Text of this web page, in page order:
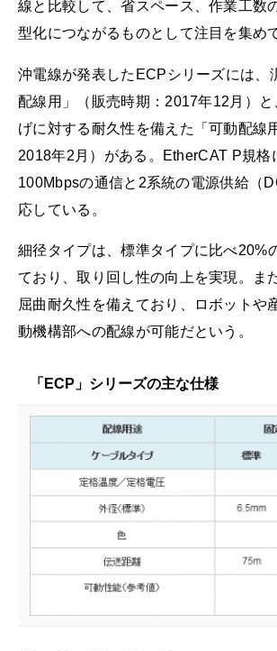
線と比較して、省スペース、作業工数
型化につながるものとして注目を集め
沖電線が発表したECPシリーズには、
配線用」（販売時期：2017年12月）と
げに対する耐久性を備えた「可動配線
2018年2月）がある。EtherCAT P規格
100Mbpsの通信と2系統の電源供給（
応している。
細径タイプは、標準タイプに比べ20%
ており、取り回し性の向上を実現。ま
屈曲耐久性を備えており、ロボットや
動機構部への配線が可能だという。
「ECP」シリーズの主な仕様